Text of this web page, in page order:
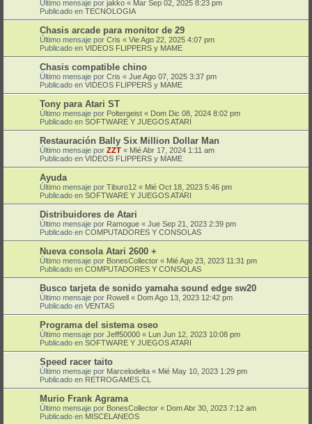
Último mensaje por jakko « Mar Sep 02, 2025 8:23 pm
Publicado en TECNOLOGIA
Chasis arcade para monitor de 29
Último mensaje por Cris « Vie Ago 22, 2025 4:07 pm
Publicado en VIDEOS FLIPPERS y MAME
Chasis compatible chino
Último mensaje por Cris « Jue Ago 07, 2025 3:37 pm
Publicado en VIDEOS FLIPPERS y MAME
Tony para Atari ST
Último mensaje por Poltergeist « Dom Dic 08, 2024 8:02 pm
Publicado en SOFTWARE Y JUEGOS ATARI
Restauración Bally Six Million Dollar Man
Último mensaje por ZZT « Mié Abr 17, 2024 1:11 am
Publicado en VIDEOS FLIPPERS y MAME
Ayuda
Último mensaje por Tiburo12 « Mié Oct 18, 2023 5:46 pm
Publicado en SOFTWARE Y JUEGOS ATARI
Distribuidores de Atari
Último mensaje por Ramogue « Jue Sep 21, 2023 2:39 pm
Publicado en COMPUTADORES Y CONSOLAS
Nueva consola Atari 2600 +
Último mensaje por BonesCollector « Mié Ago 23, 2023 11:31 pm
Publicado en COMPUTADORES Y CONSOLAS
Busco tarjeta de sonido yamaha sound edge sw20
Último mensaje por Rowell « Dom Ago 13, 2023 12:42 pm
Publicado en VENTAS
Programa del sistema oseo
Último mensaje por Jeff50000 « Lun Jun 12, 2023 10:08 pm
Publicado en SOFTWARE Y JUEGOS ATARI
Speed racer taito
Último mensaje por Marcelodelta « Mié May 10, 2023 1:29 pm
Publicado en RETROGAMES.CL
Murio Frank Agrama
Último mensaje por BonesCollector « Dom Abr 30, 2023 7:12 am
Publicado en MISCELANEOS